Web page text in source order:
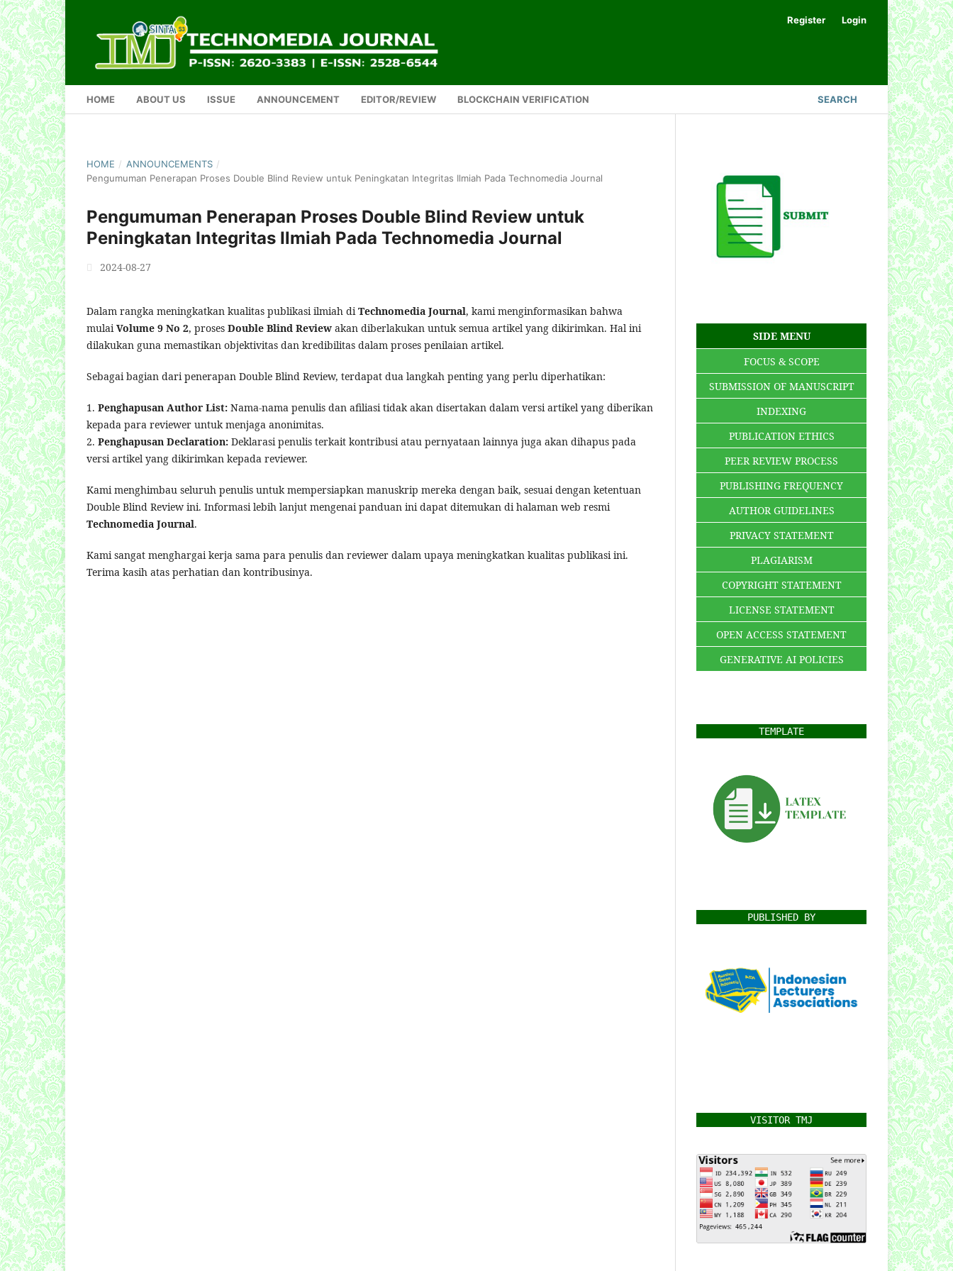
HOME ABOUT US ISSUE ANNOUNCEMENT EDITOR/REVIEW BLOCKCHAIN VERIFICATION SEARCH
Register Login
HOME / ANNOUNCEMENTS /
Pengumuman Penerapan Proses Double Blind Review untuk Peningkatan Integritas Ilmiah Pada Technomedia Journal
Pengumuman Penerapan Proses Double Blind Review untuk
Peningkatan Integritas Ilmiah Pada Technomedia Journal
2024-08-27
Dalam rangka meningkatkan kualitas publikasi ilmiah diTechnomedia Journal, kami menginformasikan bahwa
mulaiVolume 9 No 2, proses Double Blind Review akan diberlakukan untuk semua artikel yang dikirimkan. Hal ini
dilakukan guna memastikan objektivitas dan kredibilitas dalam proses penilaian artikel.
Sebagai bagian dari penerapan Double Blind Review, terdapat dua langkah penting yang perlu diperhatikan:
1. Penghapusan Author List: Nama-nama penulis dan afiliasi tidak akan disertakan dalam versi artikel yang diberikan
kepada para reviewer untuk menjaga anonimitas.
2. Penghapusan Declaration: Deklarasi penulis terkait kontribusi atau pernyataan lainnya juga akan dihapus pada
versi artikel yang dikirimkan kepada reviewer.
Kami menghimbau seluruh penulis untuk mempersiapkan manuskrip mereka dengan baik, sesuai dengan ketentuan
Double Blind Review ini. Informasi lebih lanjut mengenai panduan ini dapat ditemukan di halaman web resmi
Technomedia Journal.
Kami sangat menghargai kerja sama para penulis dan reviewer dalam upaya meningkatkan kualitas publikasi ini.
Terima kasih atas perhatian dan kontribusinya.
SIDE MENU
FOCUS & SCOPE
SUBMISSION OF MANUSCRIPT
INDEXING
PUBLICATION ETHICS
PEER REVIEW PROCESS
PUBLISHING FREQUENCY
AUTHOR GUIDELINES
PRIVACY STATEMENT
PLAGIARISM
COPYRIGHT STATEMENT
LICENSE STATEMENT
OPEN ACCESS STATEMENT
GENERATIVE AI POLICIES
TEMPLATE
PUBLISHED BY
VISITOR TMJ